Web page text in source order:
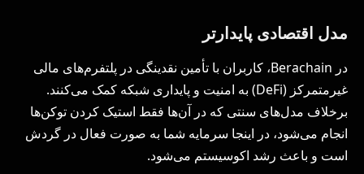
مدل اقتصادی پایدارتر
در Berachain، کاربران با تأمین نقدینگی در پلتفرم‌های مالی
غیرمتمرکز (DeFi) به امنیت و پایداری شبکه کمک می‌کنند.
برخلاف مدل‌های سنتی که در آن‌ها فقط استیک کردن توکن‌ها
انجام می‌شود، در اینجا سرمایه شما به صورت فعال در گردش
است و باعث رشد اکوسیستم می‌شود.